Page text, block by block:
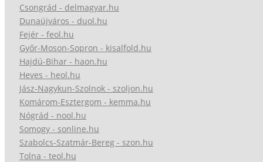
Csongrád - delmagyar.hu
Dunaújváros - duol.hu
Fejér - feol.hu
Győr-Moson-Sopron - kisalfold.hu
Hajdú-Bihar - haon.hu
Heves - heol.hu
Jász-Nagykun-Szolnok - szoljon.hu
Komárom-Esztergom - kemma.hu
Nógrád - nool.hu
Somogy - sonline.hu
Szabolcs-Szatmár-Bereg - szon.hu
Tolna - teol.hu